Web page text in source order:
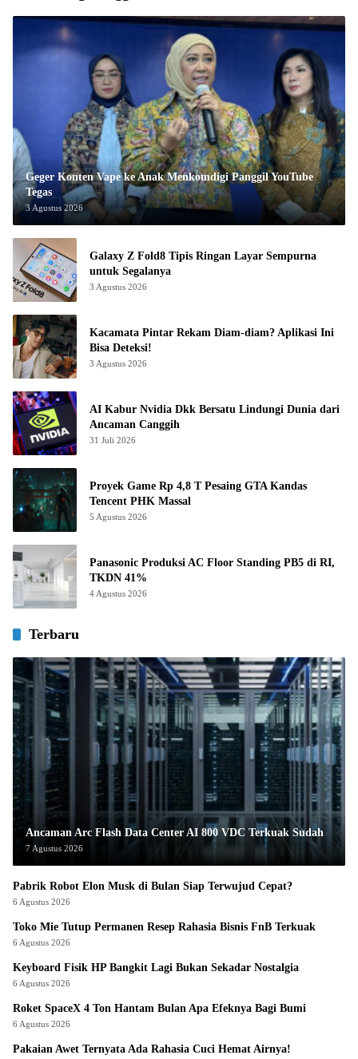
Geger Konten Vape ke Anak Menkomdigi Panggil YouTube
Tegas
3 Agustus 2026
Galaxy Z Fold8 Tipis Ringan Layar Sempurna
untuk Segalanya
3 Agustus 2026
Kacamata Pintar Rekam Diam-diam? Aplikasi Ini
Bisa Deteksi!
3 Agustus 2026
AI Kabur Nvidia Dkk Bersatu Lindungi Dunia dari
Ancaman Canggih
31 Juli 2026
Proyek Game Rp 4,8 T Pesaing GTA Kandas
Tencent PHK Massal
5 Agustus 2026
Panasonic Produksi AC Floor Standing PB5 di RI,
TKDN 41%
4 Agustus 2026
Terbaru
Ancaman Arc Flash Data Center AI 800 VDC Terkuak Sudah
7 Agustus 2026
Pabrik Robot Elon Musk di Bulan Siap Terwujud Cepat?
6 Agustus 2026
Toko Mie Tutup Permanen Resep Rahasia Bisnis FnB Terkuak
6 Agustus 2026
Keyboard Fisik HP Bangkit Lagi Bukan Sekadar Nostalgia
6 Agustus 2026
Roket SpaceX 4 Ton Hantam Bulan Apa Efeknya Bagi Bumi
6 Agustus 2026
Pakaian Awet Ternyata Ada Rahasia Cuci Hemat Airnya!